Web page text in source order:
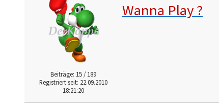
Beiträge: 15 / 189
Registriert seit: 22.09.2010
18:21:20
Wanna Play ?